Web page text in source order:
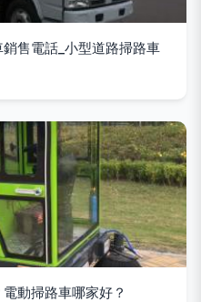
售電話_小型道路掃路車
動掃路車哪家好？